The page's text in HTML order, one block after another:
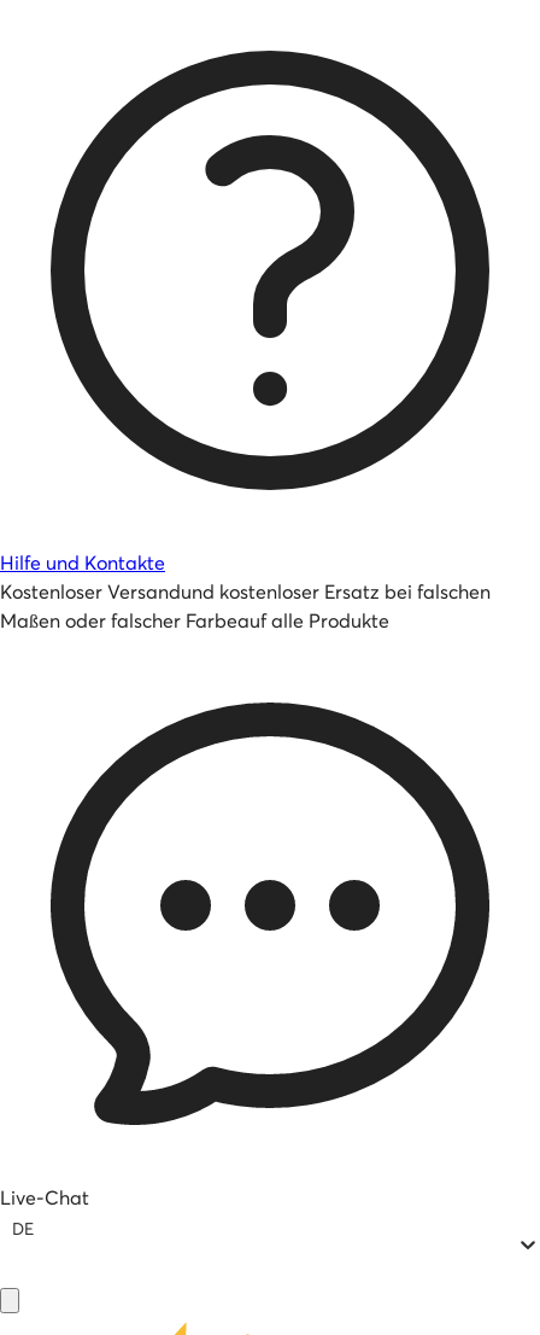
Hilfe und Kontakte
Kostenloser Versandund kostenloser Ersatz bei falschen
Maßen oder falscher Farbeauf alle Produkte
Live-Chat
DE